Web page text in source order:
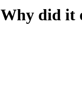
Why did it